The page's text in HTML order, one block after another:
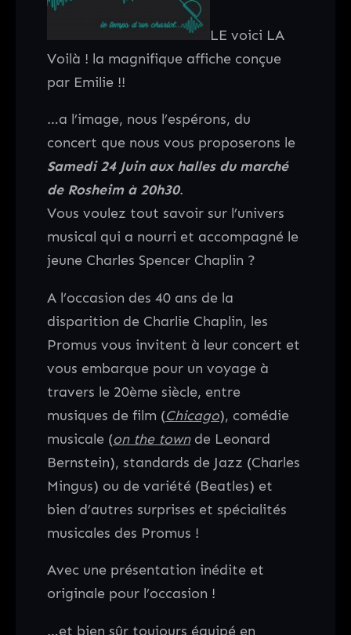
LE voici LA
Voilà ! la magnifique affiche conçue
par Emilie !!
…a l’image, nous l’espérons, du
concert que nous vous proposerons le
Samedi 24 Juin aux halles du marché
de Rosheim à 20h30.
Vous voulez tout savoir sur l’univers
musical qui a nourri et accompagné le
jeune Charles Spencer Chaplin ?
A l’occasion des 40 ans de la
disparition de Charlie Chaplin, les
Promus vous invitent à leur concert et
vous embarque pour un voyage à
travers le 20ème siècle, entre
musiques de film (Chicago), comédie
musicale (on the townde Leonard
Bernstein), standards de Jazz (Charles
Mingus) ou de variété (Beatles) et
bien d’autres surprises et spécialités
musicales des Promus !
Avec une présentation inédite et
originale pour l’occasion !
…et bien sûr toujours équipé en